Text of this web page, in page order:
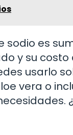
sodio es
y su
usarlo
vera o